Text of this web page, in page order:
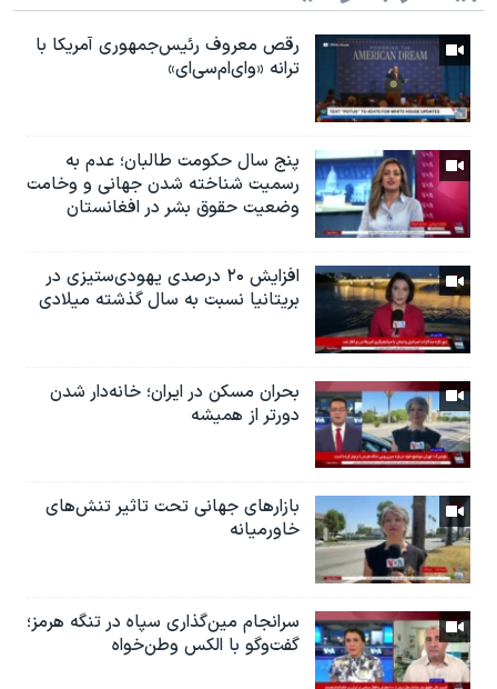
رقص معروف رئیس‌جمهوری آمریکا با
ترانه «وای‌ام‌سی‌ای»
پنج سال حکومت طالبان؛ عدم به
رسمیت شناخته شدن جهانی و وخامت
وضعیت حقوق بشر در افغانستان
افزایش ۲۰ درصدی یهودی‌ستیزی در
بریتانیا نسبت به سال گذشته میلادی
بحران مسکن در ایران؛ خانه‌دار شدن
دورتر از همیشه
بازارهای جهانی تحت تاثیر تنش‌های
خاورمیانه
سرانجام مین‌گذاری‌ سپاه در تنگه هرمز؛
گفت‌وگو با الکس وطن‌خواه